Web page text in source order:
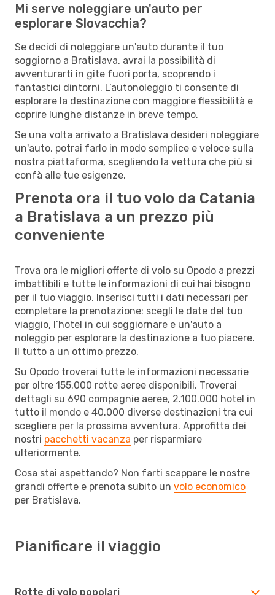
Mi serve noleggiare un'auto per
esplorare Slovacchia?
Se decidi di noleggiare un'auto durante il tuo
soggiorno a Bratislava, avrai la possibilità di
avventurarti in gite fuori porta, scoprendo i
fantastici dintorni. L’autonoleggio ti consente di
esplorare la destinazione con maggiore flessibilità e
coprire lunghe distanze in breve tempo.
Se una volta arrivato a Bratislava desideri noleggiare
un'auto, potrai farlo in modo semplice e veloce sulla
nostra piattaforma, scegliendo la vettura che più si
confà alle tue esigenze.
Prenota ora il tuo volo da Catania
a Bratislava a un prezzo più
conveniente
Trova ora le migliori offerte di volo su Opodo a prezzi
imbattibili e tutte le informazioni di cui hai bisogno
per il tuo viaggio. Inserisci tutti i dati necessari per
completare la prenotazione: scegli le date del tuo
viaggio, l’hotel in cui soggiornare e un'auto a
noleggio per esplorare la destinazione a tuo piacere.
Il tutto a un ottimo prezzo.
Su Opodo troverai tutte le informazioni necessarie
per oltre 155.000 rotte aeree disponibili. Troverai
dettagli su 690 compagnie aeree, 2.100.000 hotel in
tutto il mondo e 40.000 diverse destinazioni tra cui
scegliere per la prossima avventura. Approfitta dei
nostri pacchetti vacanza per risparmiare
ulteriormente.
Cosa stai aspettando? Non farti scappare le nostre
grandi offerte e prenota subito un volo economico
per Bratislava.
Pianificare il viaggio
Rotte di volo popolari